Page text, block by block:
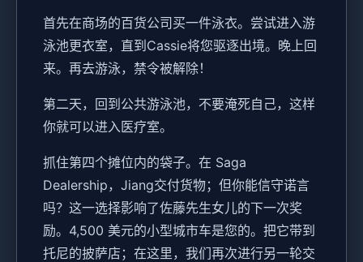
首先在商场的百货公司买一件泳衣。尝试进入游
泳池更衣室，直到Cassie将您驱逐出境。晚上回
来。再去游泳，禁令被解除！
第二天，回到公共游泳池，不要淹死自己，这样
你就可以进入医疗室。
抓住第四个摊位内的袋子。在 Saga
Dealership，Jiang交付货物；但你能信守诺言
吗？这一选择影响了佐藤先生女儿的下一次奖
励。4,500 美元的小型城市车是您的。把它带到
托尼的披萨店；在这里，我们再次进行另一轮交